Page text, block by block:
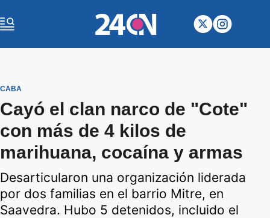
CABA
Cayó el clan narco de "Cote"
con más de 4 kilos de
marihuana, cocaína y armas
Desarticularon una organización liderada
por dos familias en el barrio Mitre, en
Saavedra. Hubo 5 detenidos, incluido el